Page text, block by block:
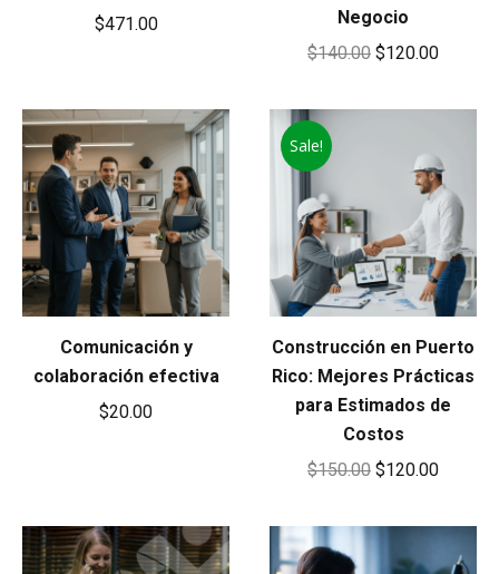
$471.00
Negocio
$140.00 Original
was:
$120.00Current
is:
Comunicación y
colaboración efectiva
$20.00
Sale!
Construcción en Puerto
Rico: Mejores Prácticas
para Estimados de
Costos
$150.00 Original
was:
$150.00.
$120.00Current
is: